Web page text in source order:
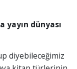
yayın dünyası
diyebileceğimiz